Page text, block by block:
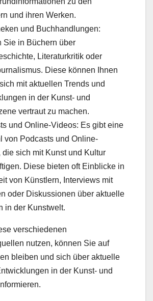
und ihren Werken.
und Buchhandlungen:
Sie in Büchern über
Literaturkritik oder
Diese können Ihnen
mit aktuellen Trends und
in der Kunst- und
vertraut zu machen.
und Online-Videos: Es gibt eine
von Podcasts und Online-
die sich mit Kunst und Kultur
Diese bieten oft Einblicke in
von Künstlern, Interviews mit
oder Diskussionen über aktuelle
in der Kunstwelt.
verschiedenen
nutzen, können Sie auf
bleiben und sich über aktuelle
in der Kunst- und